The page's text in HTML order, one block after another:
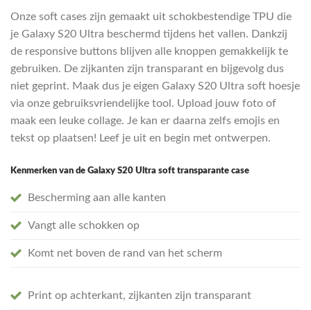
Onze soft cases zijn gemaakt uit schokbestendige TPU die
je Galaxy S20 Ultra beschermd tijdens het vallen. Dankzij
de responsive buttons blijven alle knoppen gemakkelijk te
gebruiken. De zijkanten zijn transparant en bijgevolg dus
niet geprint. Maak dus je eigen Galaxy S20 Ultra soft hoesje
via onze gebruiksvriendelijke tool. Upload jouw foto of
maak een leuke collage. Je kan er daarna zelfs emojis en
tekst op plaatsen! Leef je uit en begin met ontwerpen.
Kenmerken van de Galaxy S20 Ultra soft transparante case
Bescherming aan alle kanten
Vangt alle schokken op
Komt net boven de rand van het scherm
Print op achterkant, zijkanten zijn transparant